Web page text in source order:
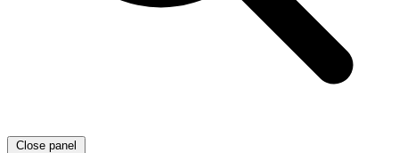
Close panel